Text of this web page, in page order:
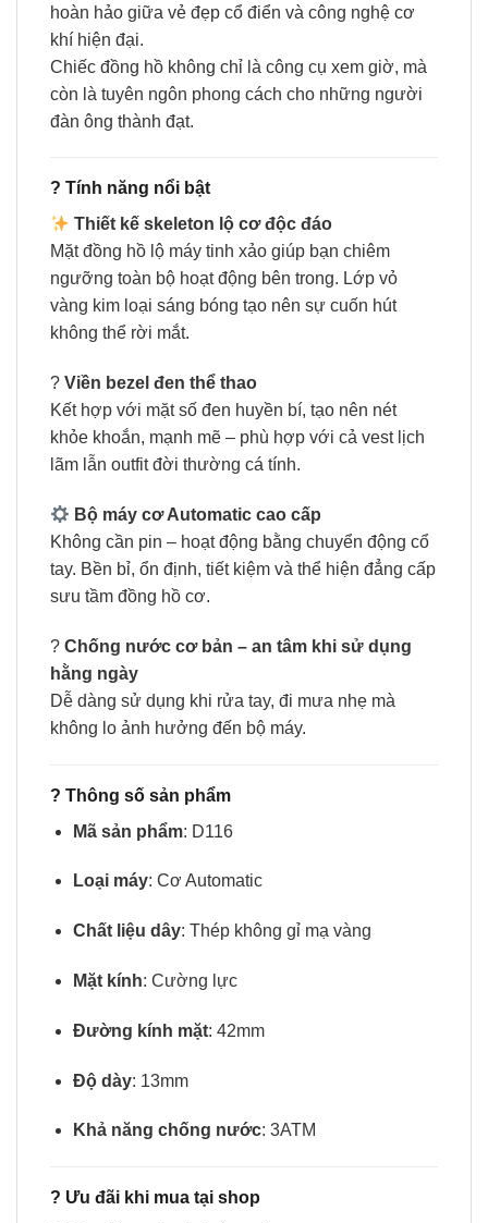
hoàn hảo giữa vẻ đẹp cổ điển và công nghệ cơ
khí hiện đại.
Chiếc đồng hồ không chỉ là công cụ xem giờ, mà
còn là tuyên ngôn phong cách cho những người
đàn ông thành đạt.
? Tính năng nổi bật
Thiết kế skeleton lộ cơ độc đáo
Mặt đồng hồ lộ máy tinh xảo giúp bạn chiêm
ngưỡng toàn bộ hoạt động bên trong. Lớp vỏ
vàng kim loại sáng bóng tạo nên sự cuốn hút
không thể rời mắt.
? Viền bezel đen thể thao
Kết hợp với mặt số đen huyền bí, tạo nên nét
khỏe khoắn, mạnh mẽ – phù hợp với cả vest lịch
lãm lẫn outfit đời thường cá tính.
Bộ máy cơ Automatic cao cấp
Không cần pin – hoạt động bằng chuyển động cổ
tay. Bền bỉ, ổn định, tiết kiệm và thể hiện đẳng cấp
sưu tầm đồng hồ cơ.
? Chống nước cơ bản – an tâm khi sử dụng
hằng ngày
Dễ dàng sử dụng khi rửa tay, đi mưa nhẹ mà
không lo ảnh hưởng đến bộ máy.
? Thông số sản phẩm
Mã sản phẩm: D116
Loại máy: Cơ Automatic
Chất liệu dây: Thép không gỉ mạ vàng
Mặt kính: Cường lực
Đường kính mặt: 42mm
Độ dày: 13mm
Khả năng chống nước: 3ATM
? Ưu đãi khi mua tại shop